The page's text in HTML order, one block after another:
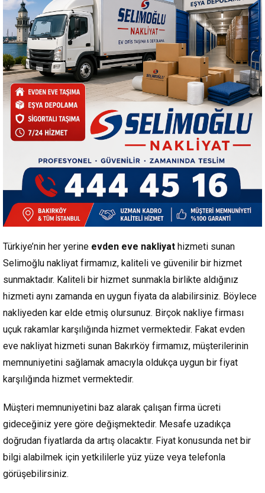
Türkiye’nin her yerine evden eve nakliyat hizmeti sunan
Selimoğlu nakliyat firmamız, kaliteli ve güvenilir bir hizmet
sunmaktadır. Kaliteli bir hizmet sunmakla birlikte aldığınız
hizmeti aynı zamanda en uygun fiyata da alabilirsiniz. Böylece
nakliyeden kar elde etmiş olursunuz. Birçok nakliye firması
uçuk rakamlar karşılığında hizmet vermektedir. Fakat evden
eve nakliyat hizmeti sunan Bakırköy firmamız, müşterilerinin
memnuniyetini sağlamak amacıyla oldukça uygun bir fiyat
karşılığında hizmet vermektedir.
Müşteri memnuniyetini baz alarak çalışan firma ücreti
gideceğiniz yere göre değişmektedir. Mesafe uzadıkça
doğrudan fiyatlarda da artış olacaktır. Fiyat konusunda net bir
bilgi alabilmek için yetkililerle yüz yüze veya telefonla
görüşebilirsiniz.